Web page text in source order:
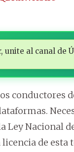
unite al canal de
conductores
Ley Nacional
de esta